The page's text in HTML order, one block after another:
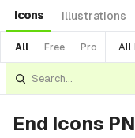
Icons Illustrations
All Free Pro All
End Icons